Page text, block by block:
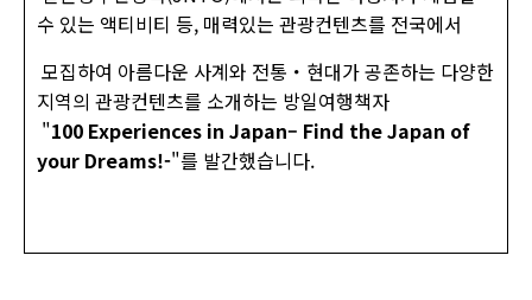
수 있는 액티비티 등, 매력있는 관광컨텐츠를 전국에서
모집하여 아름다운 사계와 전통・현대가 공존하는 다양한
지역의 관광컨텐츠를 소개하는 방일여행책자
"100 Experiences in Japan– Find the Japan of
your Dreams!-"를 발간했습니다.